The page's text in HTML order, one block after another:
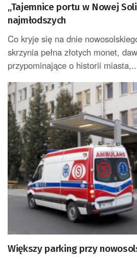
„Tajemnice portu w Nowej
najmłodszych
Co kryje się na dnie
skrzynia pełna złotych monet,
przypominające o historii
Większy parking przy